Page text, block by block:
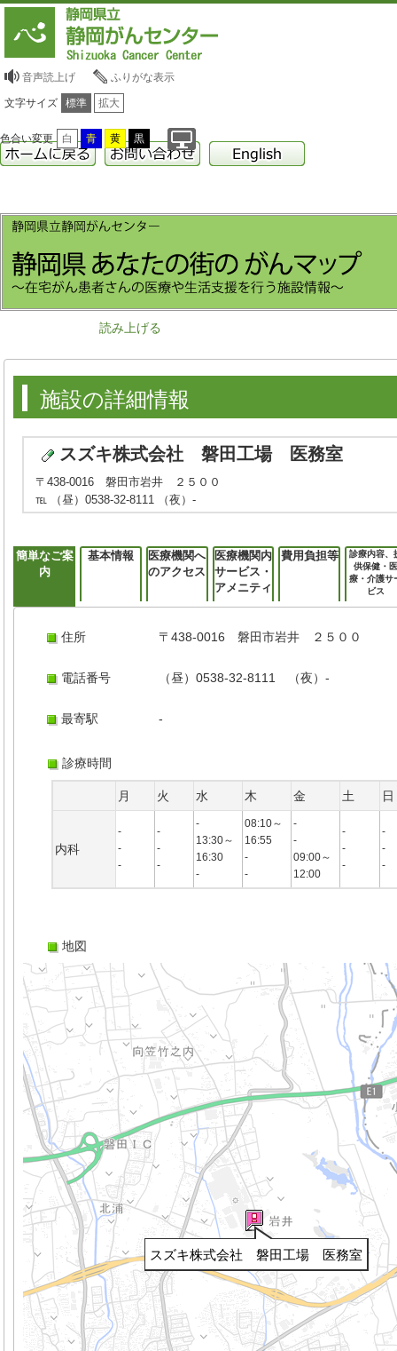
音声読上げ ふりがな表示
文字サイズ 標準 拡大
色合い変更 白 青 黄 黒
読み上げる
施設の詳細情報
スズキ株式会社 磐田工場 医務室
〒438-0016 磐田市岩井 ２５００
℡ （昼）0538-32-8111 （夜）-
簡単なご案
内
基本情報
医療機関へ
のアクセス
医療機関内
サービス・
アメニティ
費用負担等
診療内容、
供保健・
療・介護サ
ビス
住所 〒438-0016 磐田市岩井 ２５００
電話番号 （昼）0538-32-8111 （夜）-
最寄駅 -
診療時間
月 火 水 木 金 土 日
内科
-
-
-
-
-
-
-
13:30～
16:30
-
08:10～
16:55
-
-
-
-
09:00～
12:00
-
-
-
-
-
-
地図
スズキ株式会社 磐田工場 医務室